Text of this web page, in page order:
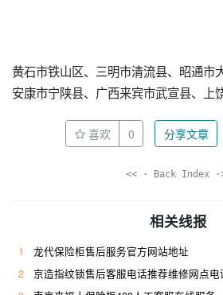
黄石市铁山区、三明市清流县、昭通市
安康市宁陕县、广西来宾市武宣县、上
喜欢 0 分享文章
<< · Back Index
相关线报
1
龙代保险柜售后服务官方网站地址
2
京造指纹锁售后客服电话推荐维修网点电